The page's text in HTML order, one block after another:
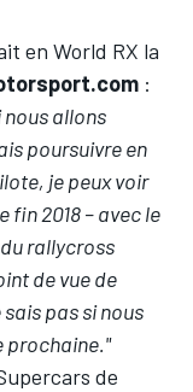
en World RX la
:
allons
poursuivre en
je peux voir
fin 2018 – avec le
rallycross
de vue de
pas si nous
prochaine."
de